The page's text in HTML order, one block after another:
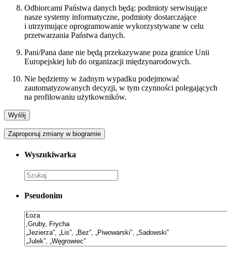
Odbiorcami Państwa danych będą: podmioty serwisujące
nasze systemy informatyczne, podmioty dostarczające
i utrzymujące oprogramowanie wykorzystywane w celu
przetwarzania Państwa danych.
Pani/Pana dane nie będą przekazywane poza granice Unii
Europejskiej lub do organizacji międzynarodowych.
Nie będziemy w żadnym wypadku podejmować
zautomatyzowanych decyzji, w tym czynności polegających
na profilowaniu użytkowników.
Zaproponuj zmiany w biogramie
Wyszukiwarka
Pseudonim